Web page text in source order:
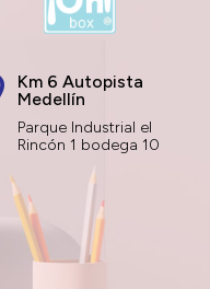
Km 6 Autopista
Medellín
Parque Industrial el
Rincón 1 bodega 10